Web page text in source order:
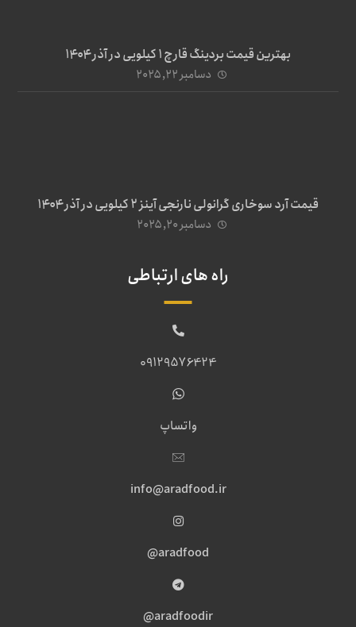
بهترین قیمت بردینگ قارچ 1 کیلویی در آذر ۱۴۰۴
دسامبر ۲۲, ۲۰۲۵
قیمت آرد سوخاری گرانولی نارنجی آینز ۲ کیلویی در آذر ۱۴۰۴
دسامبر ۲۰, ۲۰۲۵
راه های ارتباطی
09129576424
واتساپ
info@aradfood.ir
aradfood@
aradfoodir@